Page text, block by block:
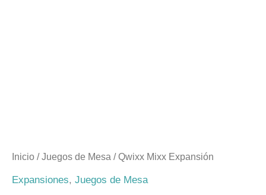
Inicio /Juegos de Mesa / Qwixx Mixx Expansión
Expansiones, Juegos de Mesa